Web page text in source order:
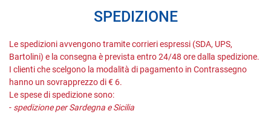
SPEDIZIONE
Le spedizioni avvengono tramite corrieri espressi (SDA, UPS,
Bartolini) e la consegna è prevista entro 24/48 ore dalla spedizione.
I clienti che scelgono la modalità di pagamento in Contrassegno
hanno un sovrapprezzo di € 6.
Le spese di spedizione sono:
- spedizione per Sardegna e Sicilia